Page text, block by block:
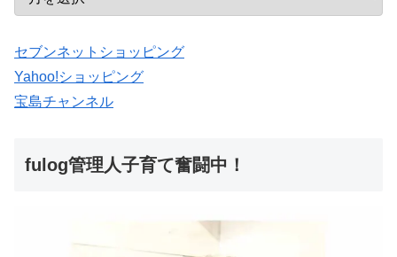
セブンネットショッピング
Yahoo!ショッピング
宝島チャンネル
fulog管理人子育て奮闘中！